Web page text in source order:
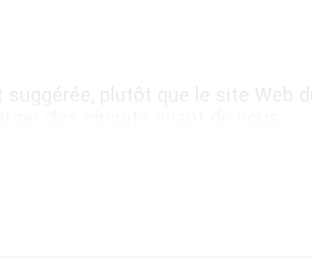
plutôt que le site Web du